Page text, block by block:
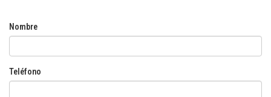
Nombre
Teléfono